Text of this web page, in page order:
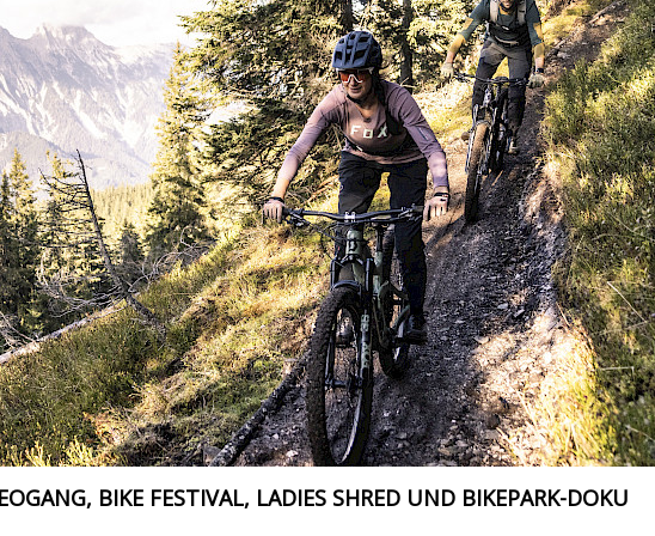
BIKE FESTIVAL, LADIES SHRED UND BIKEPARK-DOKU